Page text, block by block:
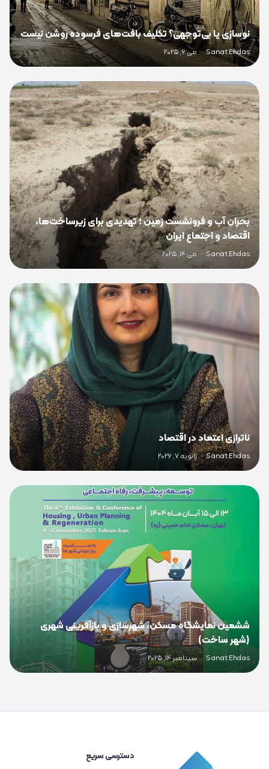
نوسازی یا بی‌توجهی؟ تکلیف بافت‌های فرسوده روشن نیست
Sanat Ehdas
· می 6, 2025
0
بحران آب و فرونشست زمین ؛ تهدیدی برای زیرساخت‌ها،
اقتصاد و اجتماع ایران
Sanat Ehdas
· می 14, 2025
ناترازی اعتماد در اقتصاد
Sanat Ehdas
· ژانویه 7, 2026
0
ششمین نمایشگاه مسکن، شهرسازی و بازآفرینی شهری
(شهر ساخت)
Sanat Ehdas
· سپتامبر 14, 2025
دسترسی سریع